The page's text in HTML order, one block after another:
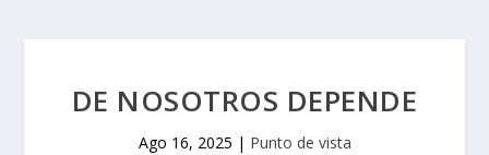
DE NOSOTROS DEPENDE
Ago 16, 2025 | Punto de vista